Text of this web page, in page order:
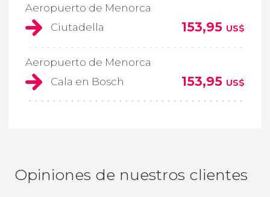
Aeropuerto de Menorca
Ciutadella
153,95 US$
Aeropuerto de Menorca
Cala en Bosch
153,95 US$
Opiniones de nuestros clientes